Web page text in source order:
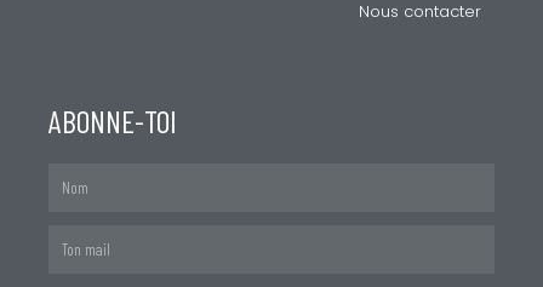
Nous contacter
ABONNE-TOI
Nom
Mail